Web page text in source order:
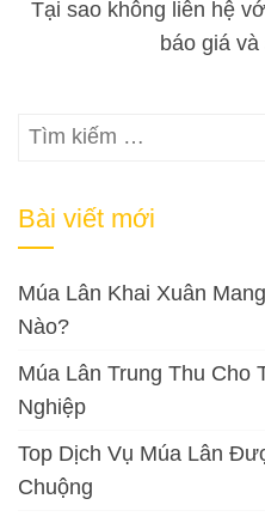
Tại sao không liên hệ
báo giá
Tìm
Bài viết mới
Múa Lân Khai Xuân
Nào?
Múa Lân Trung Thu Cho
Nghiệp
Top Dịch Vụ Múa Lân
Chuộng